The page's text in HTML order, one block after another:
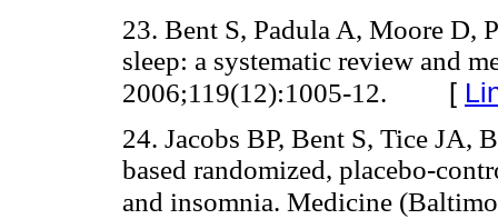
23. Bent S, Padula A, Moore D,
sleep: a systematic review and
2006;119(12):1005-12. [
24. Jacobs BP, Bent S, Tice JA,
based randomized, placebo-
and insomnia. Medicine